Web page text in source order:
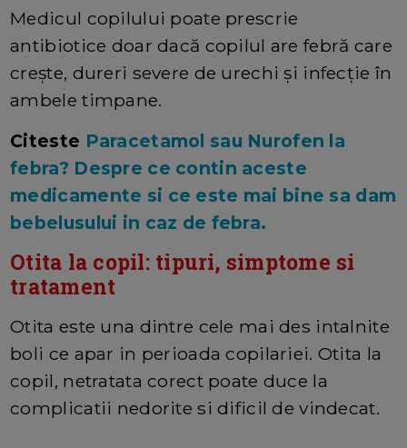
Medicul copilului poate prescrie
antibiotice doar dacă copilul are febră care
crește, dureri severe de urechi și infecție în
ambele timpane.
Citeste Paracetamol sau Nurofen la
febra? Despre ce contin aceste
medicamente si ce este mai bine sa dam
bebelusului in caz de febra.
Otita la copil: tipuri, simptome si
tratament
Otita este una dintre cele mai des intalnite
boli ce apar in perioada copilariei. Otita la
copil, netratata corect poate duce la
complicatii nedorite si dificil de vindecat.